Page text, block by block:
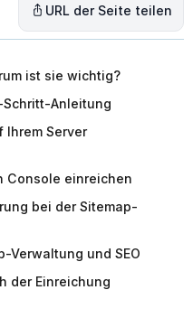
URL der Seite teilen
ist sie wichtig?
Anleitung
Server
Console einreichen
bei der Sitemap-
Verwaltung und SEO
der Einreichung